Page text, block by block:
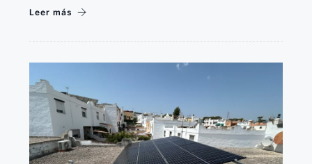
Leer más